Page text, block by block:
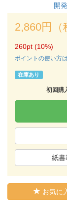
開
2,860円（
260pt (10%)
ポイントの使い方
在庫あり
初回購
紙書
お気に